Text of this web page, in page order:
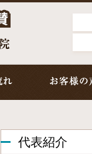
代表紹介